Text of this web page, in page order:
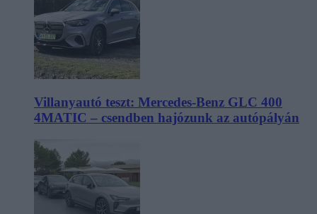
Villanyautó teszt: Mercedes-Benz GLC 400
4MATIC – csendben hajózunk az autópályán